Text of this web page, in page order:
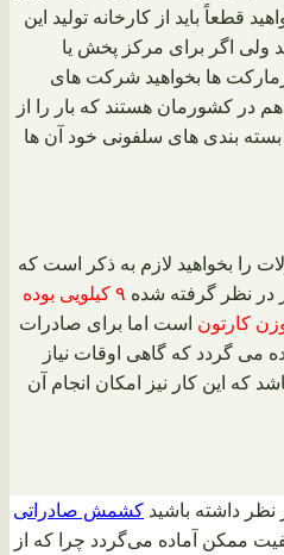
قطعاً باید از کارخانه تولید این
ولی اگر برای مرکز پخش یا
ها بخواهید شرکت‌ های
هم در کشورمان هستند که بار را از
بسته بندی های سلفونی خود آن ها
را بخواهید لازم به ذکر است که
در نظر گرفته شده
۹ کیلویی بوده
است اما برای صادرات
می گردد که گاهی اوقات نیاز
۵ کیلویی باشد که این کار نیز امکان انجام آن
نظر داشته باشید کشمش صادراتی
ممکن آماده می‌گردد چرا که از